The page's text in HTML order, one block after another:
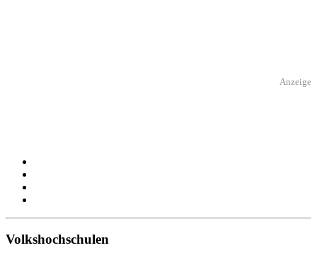
Anzeige
Volkshochschulen